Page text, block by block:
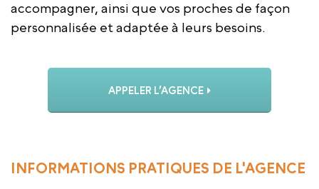
accompagner, ainsi que vos proches de façon
personnalisée et adaptée à leurs besoins.
APPELER L’AGENCE
INFORMATIONS PRATIQUES DE L'AGENCE